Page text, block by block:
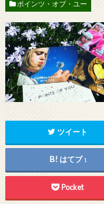
ポインツ・オブ・ユー
ツイート
はてブ 1
Pocket